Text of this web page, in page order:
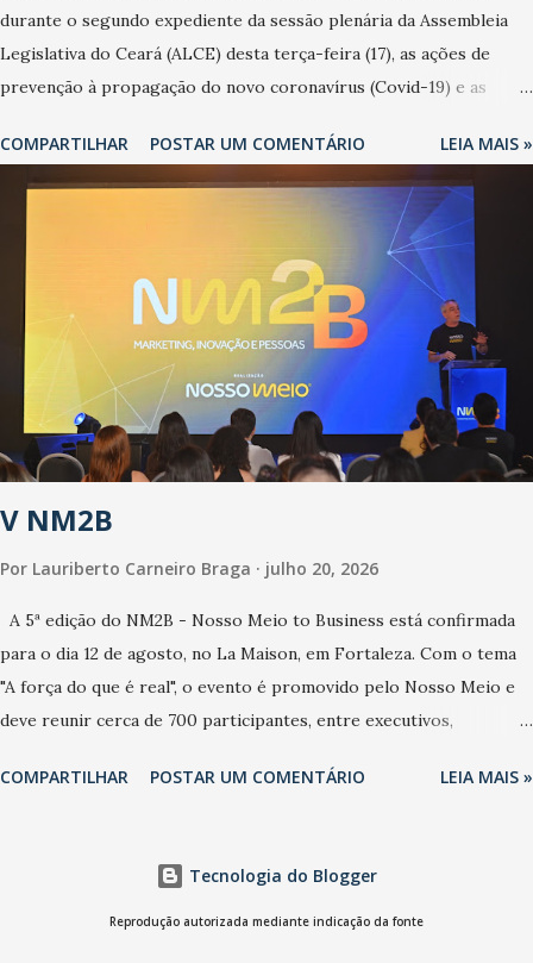
durante o segundo expediente da sessão plenária da Assembleia
Legislativa do Ceará (ALCE) desta terça-feira (17), as ações de
prevenção à propagação do novo coronavírus (Covid-19) e as
da pandemia e atendimento aos enfermos. O secretário informou
que o Estado tem desenvolvido um plano de contingência pautado
em formas de reconhecimento da população suspeita e de
cuidados com os ambientes públicos e domiciliares. “Nós não
estamos vivendo uma epidemia comum, como temos em todos os
anos, com aumento de casos de dengue, influenza ou H1N1. Trata-
se de uma epidemia com um vírus diferente, com um poder de
contaminação maior que outros coronavírus”, apontou o
secretário. Segundo ele, é uma epidemia com chance de
contaminação alta, podendo gerar um grande risco à população e
ao sistema de saúde. “Precisamos saber fazer a estratificação do
risco da doença, para não so...
COMPARTILHAR POSTAR UM COMENTÁRIO LEIA MAIS »
V NM2B
Por Lauriberto Carneiro Braga julho 20, 2026
A 5ª edição do NM2B - Nosso Meio to Business está confirmada
para o dia 12 de agosto, no La Maison, em Fortaleza. Com o tema
"A força do que é real", o evento é promovido pelo Nosso Meio e
deve reunir cerca de 700 participantes, entre executivos,
Desde 2022, o NM2B consolidou-se como um dos principais
Banco do Nordeste, LinkedIn, VISA, Grupo 3corações, TikTok e M.
Dias Branco. A nova edição chega em um momento em que
COMPARTILHAR POSTAR UM COMENTÁRIO LEIA MAIS »
Tecnologia do Blogger
Reprodução autorizada mediante indicação da fonte